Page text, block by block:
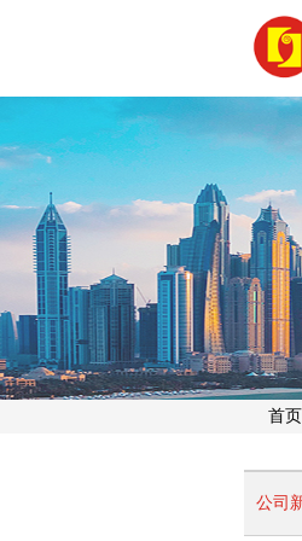
首页
公司